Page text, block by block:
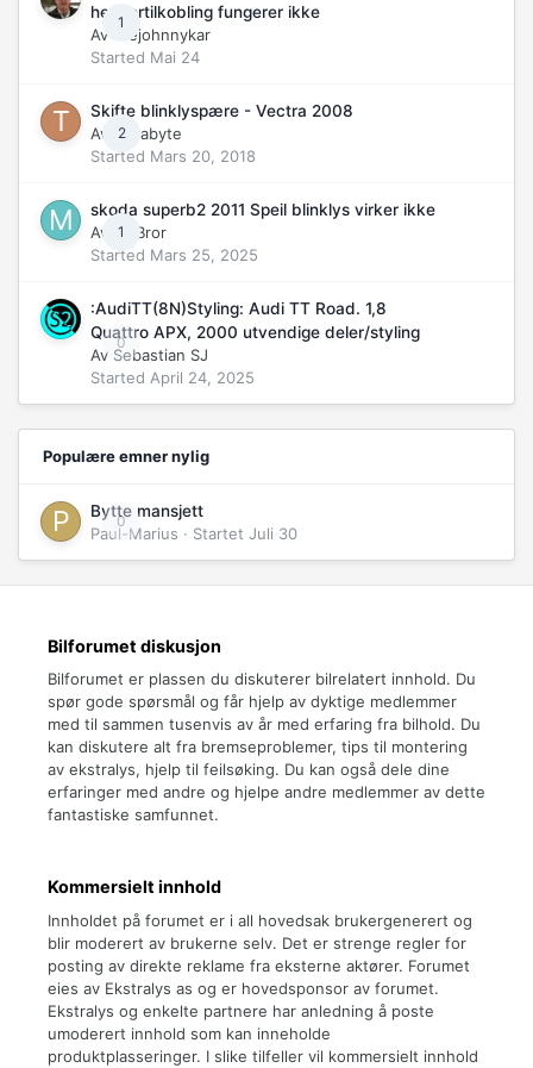
1
hengertilkobling fungerer ikke
Av
Olejohnnykar
Started Mai 24
2
Skifte blinklyspære - Vectra 2008
Av
terrabyte
Started Mars 20, 2018
1
skoda superb2 2011 Speil blinklys virker ikke
Av
McBror
Started Mars 25, 2025
0
:AudiTT(8N)Styling: Audi TT Road. 1,8
Quattro APX, 2000 utvendige deler/styling
Av Sebastian SJ
Started April 24, 2025
Populære emner nylig
0
Bytte mansjett
Paul-Marius · Startet Juli 30
Bilforumet diskusjon
Bilforumet er plassen du diskuterer bilrelatert innhold. Du
spør gode spørsmål og får hjelp av dyktige medlemmer
med til sammen tusenvis av år med erfaring fra bilhold. Du
kan diskutere alt fra bremseproblemer, tips til montering
av ekstralys, hjelp til feilsøking. Du kan også dele dine
erfaringer med andre og hjelpe andre medlemmer av dette
fantastiske samfunnet.
Kommersielt innhold
Innholdet på forumet er i all hovedsak brukergenerert og
blir moderert av brukerne selv. Det er strenge regler for
posting av direkte reklame fra eksterne aktører. Forumet
eies av Ekstralys as og er hovedsponsor av forumet.
Ekstralys og enkelte partnere har anledning å poste
umoderert innhold som kan inneholde
produktplasseringer. I slike tilfeller vil kommersielt innhold